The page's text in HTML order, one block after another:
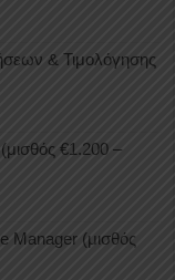
& Τιμολόγησης
(μισθός €1.200 –
Manager (μισθός